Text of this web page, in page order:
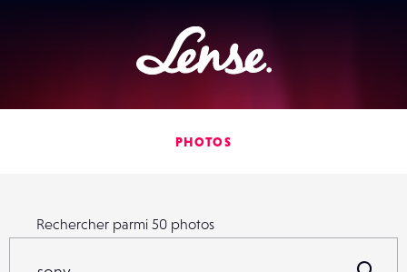
Lense
PHOTOS
Rechercher parmi 50 photos